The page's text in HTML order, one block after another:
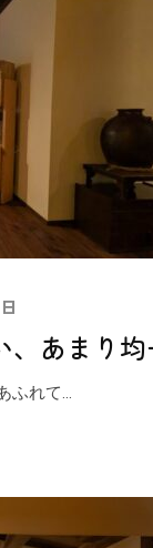
あまり
ふれて...